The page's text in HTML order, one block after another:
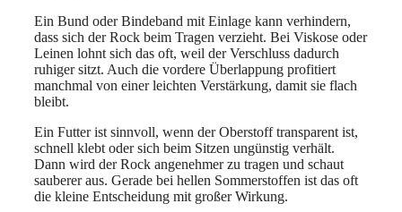
Ein Bund oder Bindeband mit Einlage kann verhindern,
dass sich der Rock beim Tragen verzieht. Bei Viskose oder
Leinen lohnt sich das oft, weil der Verschluss dadurch
ruhiger sitzt. Auch die vordere Überlappung profitiert
manchmal von einer leichten Verstärkung, damit sie flach
bleibt.
Ein Futter ist sinnvoll, wenn der Oberstoff transparent ist,
schnell klebt oder sich beim Sitzen ungünstig verhält.
Dann wird der Rock angenehmer zu tragen und schaut
sauberer aus. Gerade bei hellen Sommerstoffen ist das oft
die kleine Entscheidung mit großer Wirkung.